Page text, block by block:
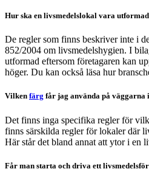
Hur ska en livsmedelslokal vara
De regler som finns beskriver inte i
852/2004 om livsmedelshygien. I
utformad eftersom företagaren kan
höger. Du kan också läsa hur
Vilken färg får jag använda på väggarna
Det finns inga specifika regler för
finns särskilda regler för lokaler där
Här står det bland annat att ytor i en
Får man starta och driva ett